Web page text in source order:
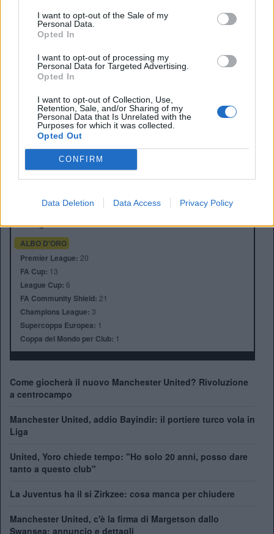
I want to opt-out of the Sale of my
Personal Data.
Opted In
I want to opt-out of processing my
Personal Data for Targeted Advertising.
Opted In
I want to opt-out of Collection, Use,
Retention, Sale, and/or Sharing of my
Personal Data that Is Unrelated with the
Purposes for which it was collected.
Opted Out
CONFIRM
Data Deletion Data Access Privacy Policy
Anno di Fondazione:1878 come Newton Health LYR F.C.
Avram Glazer e Joel Glazer
Manager:Ruben Amorim
ALBO D'ORO
Premier League: 20
FA Cup: 13
League Cup: 6
FA Community Shield: 21
Champions League: 3
Supercoppa Europea: 1
Coppa del Mondo per Club: 1
Come giocherà il nuovo Manchester United? Rivoluzione
a centrocampo
Manchester United, addio Bayindir: il portiere turco vola in
Liga
United, Yoro chiede tempo: "Ho solo 20 anni, posso dare
tanto a questo club"
La Juventus ha il si Zirkzee: cosa manca per chiudere
Manchester United, c'è la firma di Margetson dallo
Swansea: annuncio e dettagli